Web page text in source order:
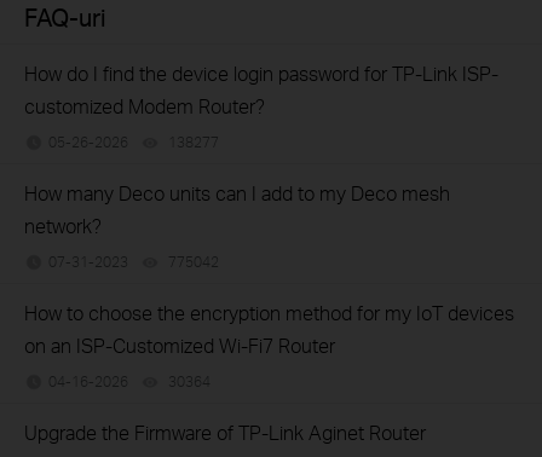
FAQ-uri
How do I find the device login password for TP-Link ISP-
customized Modem Router?
05-26-2026 138277
How many Deco units can I add to my Deco mesh
network?
07-31-2023 775042
How to choose the encryption method for my IoT devices
on an ISP-Customized Wi-Fi7 Router
04-16-2026 30364
Upgrade the Firmware of TP-Link Aginet Router